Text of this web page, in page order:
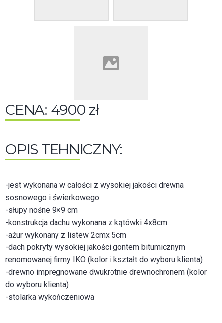
CENA: 4900 zł
OPIS TEHNICZNY:
-jest wykonana w całości z wysokiej jakości drewna
sosnowego i świerkowego
-słupy nośne 9×9 cm
-konstrukcja dachu wykonana z kątówki 4x8cm
-ażur wykonany z listew 2cmx 5cm
-dach pokryty wysokiej jakości gontem bitumicznym
renomowanej firmy IKO (kolor i kształt do wyboru klienta)
-drewno impregnowane dwukrotnie drewnochronem (kolor
do wyboru klienta)
-stolarka wykończeniowa